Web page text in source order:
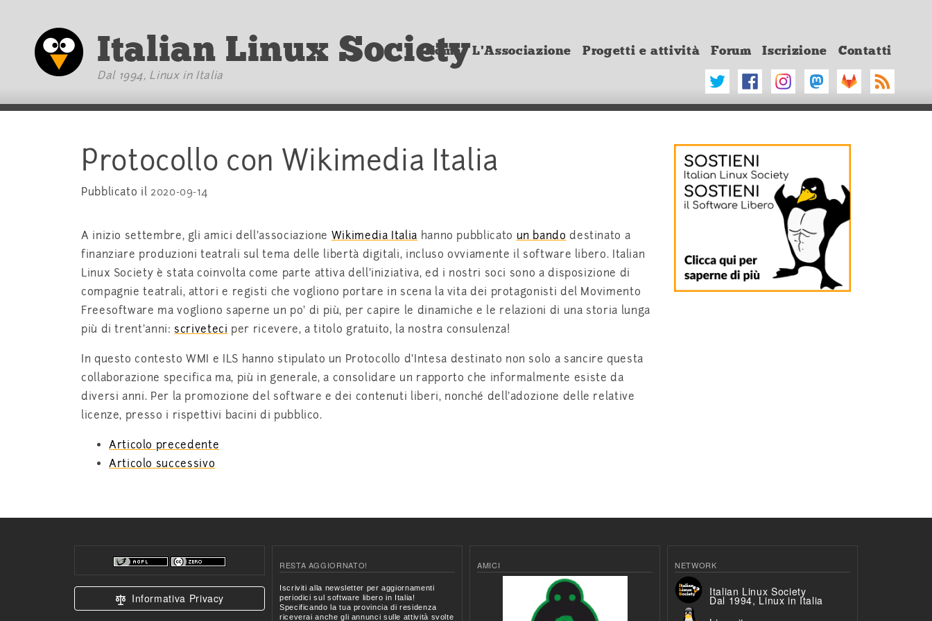
Italian Linux Society
Dal 1994, Linux in Italia
Home L'Associazione Progetti e attività Forum Iscrizione Contatti
Protocollo con Wikimedia Italia
Pubblicato il 2020-09-14
A inizio settembre, gli amici dell'associazione Wikimedia Italia hanno pubblicato un bando destinato a
finanziare produzioni teatrali sul tema delle libertà digitali, incluso ovviamente il software libero. Italian
Linux Society è stata coinvolta come parte attiva dell'iniziativa, ed i nostri soci sono a disposizione di
compagnie teatrali, attori e registi che vogliono portare in scena la vita dei protagonisti del Movimento
Freesoftware ma vogliono saperne un po' di più, per capire le dinamiche e le relazioni di una storia lunga
più di trent'anni:scriveteci per ricevere, a titolo gratuito, la nostra consulenza!
In questo contesto WMI e ILS hanno stipulato un Protocollo d'Intesa destinato non solo a sancire questa
collaborazione specifica ma, più in generale, a consolidare un rapporto che informalmente esiste da
diversi anni. Per la promozione del software e dei contenuti liberi, nonché dell'adozione delle relative
licenze, presso i rispettivi bacini di pubblico.
Articolo precedente
Articolo successivo
Informativa Privacy
RESTA AGGIORNATO! AMICI NETWORK
Italian Linux Society
Dal 1994, Linux in Italia